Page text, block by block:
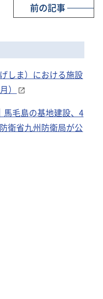
前の記事
しま）における施設
）
毛島の基地建設、4
衛省九州防衛局が公